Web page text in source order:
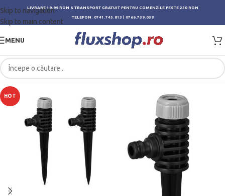
Skip to navigation
Skip to main content
LIVRARE 19.99 RON & TRANSPORT GRATUIT PENTRU COMENZILE PESTE 250 RON
TELEFON: 0741.745.813 0766.739.038
MENU
HOT